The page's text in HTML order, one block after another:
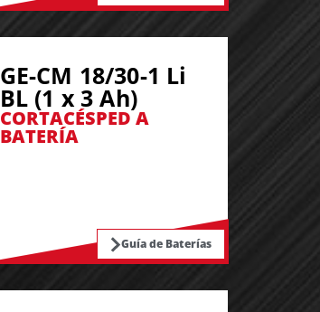
GE-CM 18/30-1 Li
BL (1 x 3 Ah)
CORTACÉSPED A
BATERÍA
Guía de Baterías